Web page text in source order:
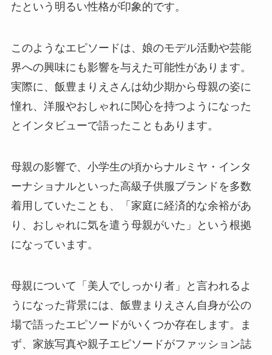
たという明るい性格が印象的です。
このようなエピソードは、娘のモデル活動や芸能
界への興味にも影響を与えた可能性があります。
実際に、飯豊まりえさんは幼少期から母親の姿に
憧れ、洋服やおしゃれに関心を持つようになった
とインタビューで語ったこともあります。
母親の影響で、小学生の頃からナルミヤ・インタ
ーナショナルといった高級子供服ブランドを多数
着用していたことも、「家庭に経済的な余裕があ
り、おしゃれに気を遣う母親がいた」という根拠
になっています。
母親について「美人でしっかり者」と言われるよ
うになった背景には、飯豊まりえさん自身が公の
場で語ったエピソードがいくつか存在します。ま
ず、家族写真や親子エピソードがファッション誌